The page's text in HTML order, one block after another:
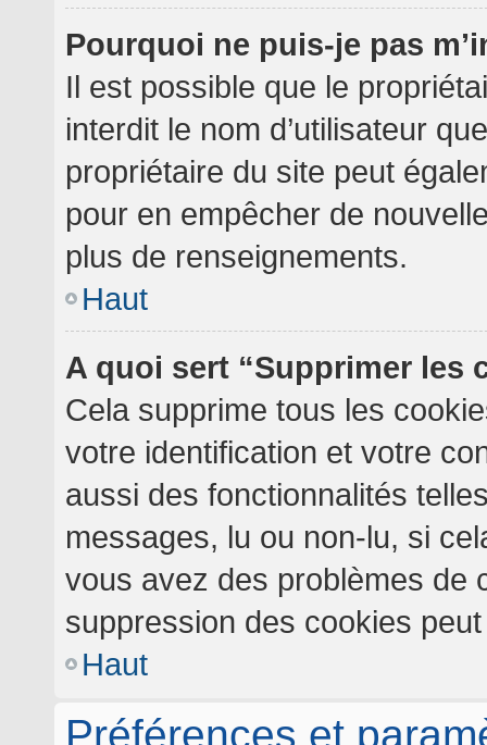
Pourquoi ne puis-je pas
Il est possible que le
interdit le nom d’utilisateur
propriétaire du site peut
pour en empêcher de
plus de renseignements.
Haut
A quoi sert “Supprimer les
Cela supprime tous les
votre identification et votre
aussi des fonctionnalités
messages, lu ou non-lu, si
vous avez des problèmes de
suppression des cookies
Haut
Préférences et